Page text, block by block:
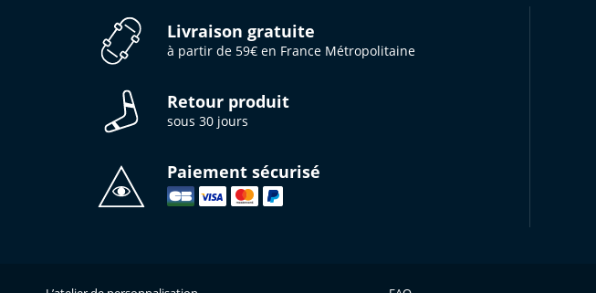
Livraison gratuite
à partir de 59€ en France Métropolitaine
Retour produit
sous 30 jours
Paiement sécurisé